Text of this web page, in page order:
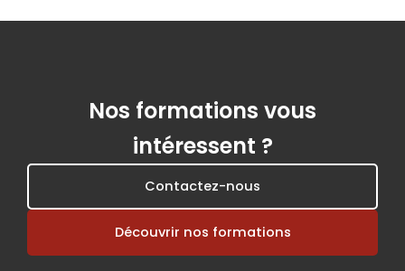
Nos formations vous
intéressent ?
Contactez-nous
Découvrir nos formations